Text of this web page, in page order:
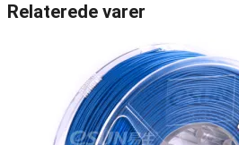
Relaterede varer